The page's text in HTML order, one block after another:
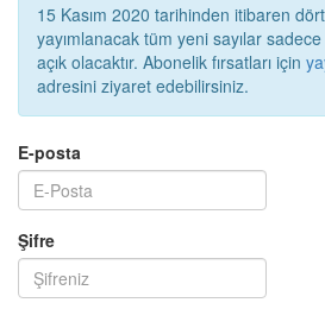
15 Kasım 2020 tarihinden itibaren
yayımlanacak tüm yeni sayılar
açık olacaktır. Abonelik fırsatları için
adresini ziyaret edebilirsiniz.
E-posta
Şifre